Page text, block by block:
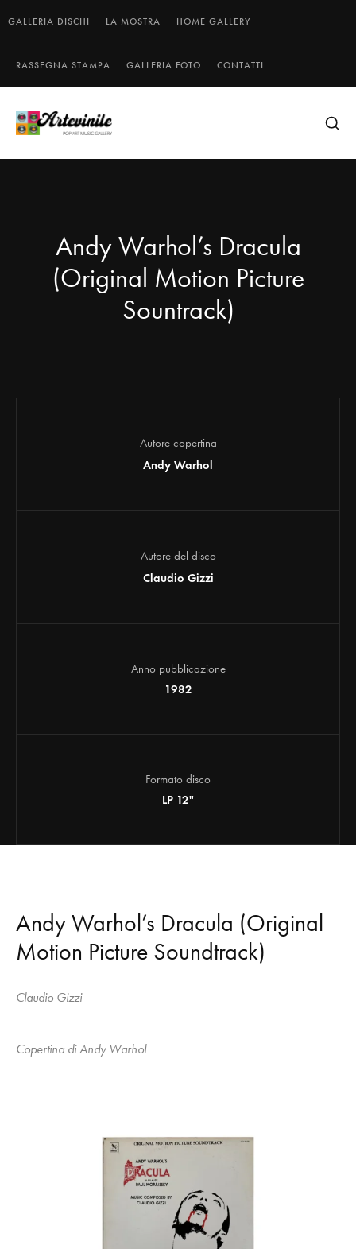
GALLERIA DISCHI LA MOSTRA HOME GALLERY
RASSEGNA STAMPA GALLERIA FOTO CONTATTI
Andy Warhol’s Dracula
(Original Motion Picture
Sountrack)
Autore copertina
Andy Warhol
Autore del disco
Claudio Gizzi
Anno pubblicazione
1982
Formato disco
LP 12"
Andy Warhol’s Dracula (Original
Motion Picture Soundtrack)
Claudio Gizzi
Copertina di Andy Warhol